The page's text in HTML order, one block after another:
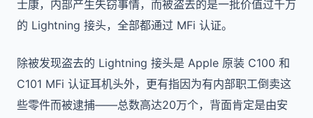
士康，内部产生失窃事情，而被盗去的是一批价值过千万
的 Lightning 接头，全部都通过 MFi 认证。
除被发现盗去的 Lightning 接头是 Apple 原装 C100 和
C101 MFi 认证耳机头外，更有指因为有内部职工倒卖这
些零件而被逮捕——总数高达20万个，背面肯定是由安